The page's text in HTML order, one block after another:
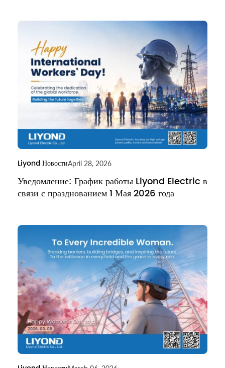
Liyond НовостиApril 28, 2026
Уведомление: График работы Liyond Electric в
связи с празднованием 1 Мая 2026 года